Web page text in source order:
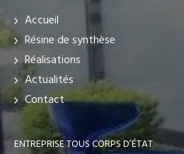
Accueil
Résine de synthèse
Réalisations
Actualités
Contact
ENTREPRISE TOUS CORPS D’ÉTAT